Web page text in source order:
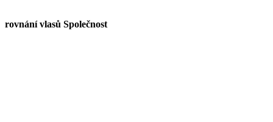
rovnání vlasů Společnost